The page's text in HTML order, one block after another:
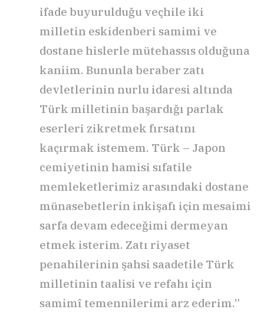
ifade buyurulduğu veçhile iki
milletin eskidenberi samimi ve
dostane hislerle mütehassıs olduğuna
kaniim. Bununla beraber zatı
devletlerinin nurlu idaresi altında
Türk milletinin başardığı parlak
eserleri zikretmek fırsatını
kaçırmak istemem. Türk – Japon
cemiyetinin hamisi sıfatile
memleketlerimiz arasındaki dostane
münasebetlerin inkişafı için mesaimi
sarfa devam edeceğimi dermeyan
etmek isterim. Zatı riyaset
penahilerinin şahsi saadetile Türk
milletinin taalisi ve refahı için
samimî temennilerimi arz ederim.”